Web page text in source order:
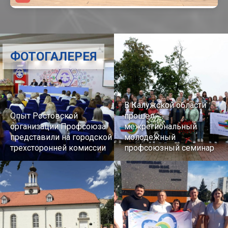
Опыт Ростовской
организации Профсоюза
представили на городской
трехсторонней комиссии
В Калужской области
прошел
межрегиональный
молодежный
профсоюзный семинар
ФОТОГАЛЕРЕЯ